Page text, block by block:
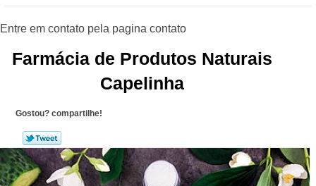
Farmácia de Produtos Naturais
Capelinha
Gostou? compartilhe!